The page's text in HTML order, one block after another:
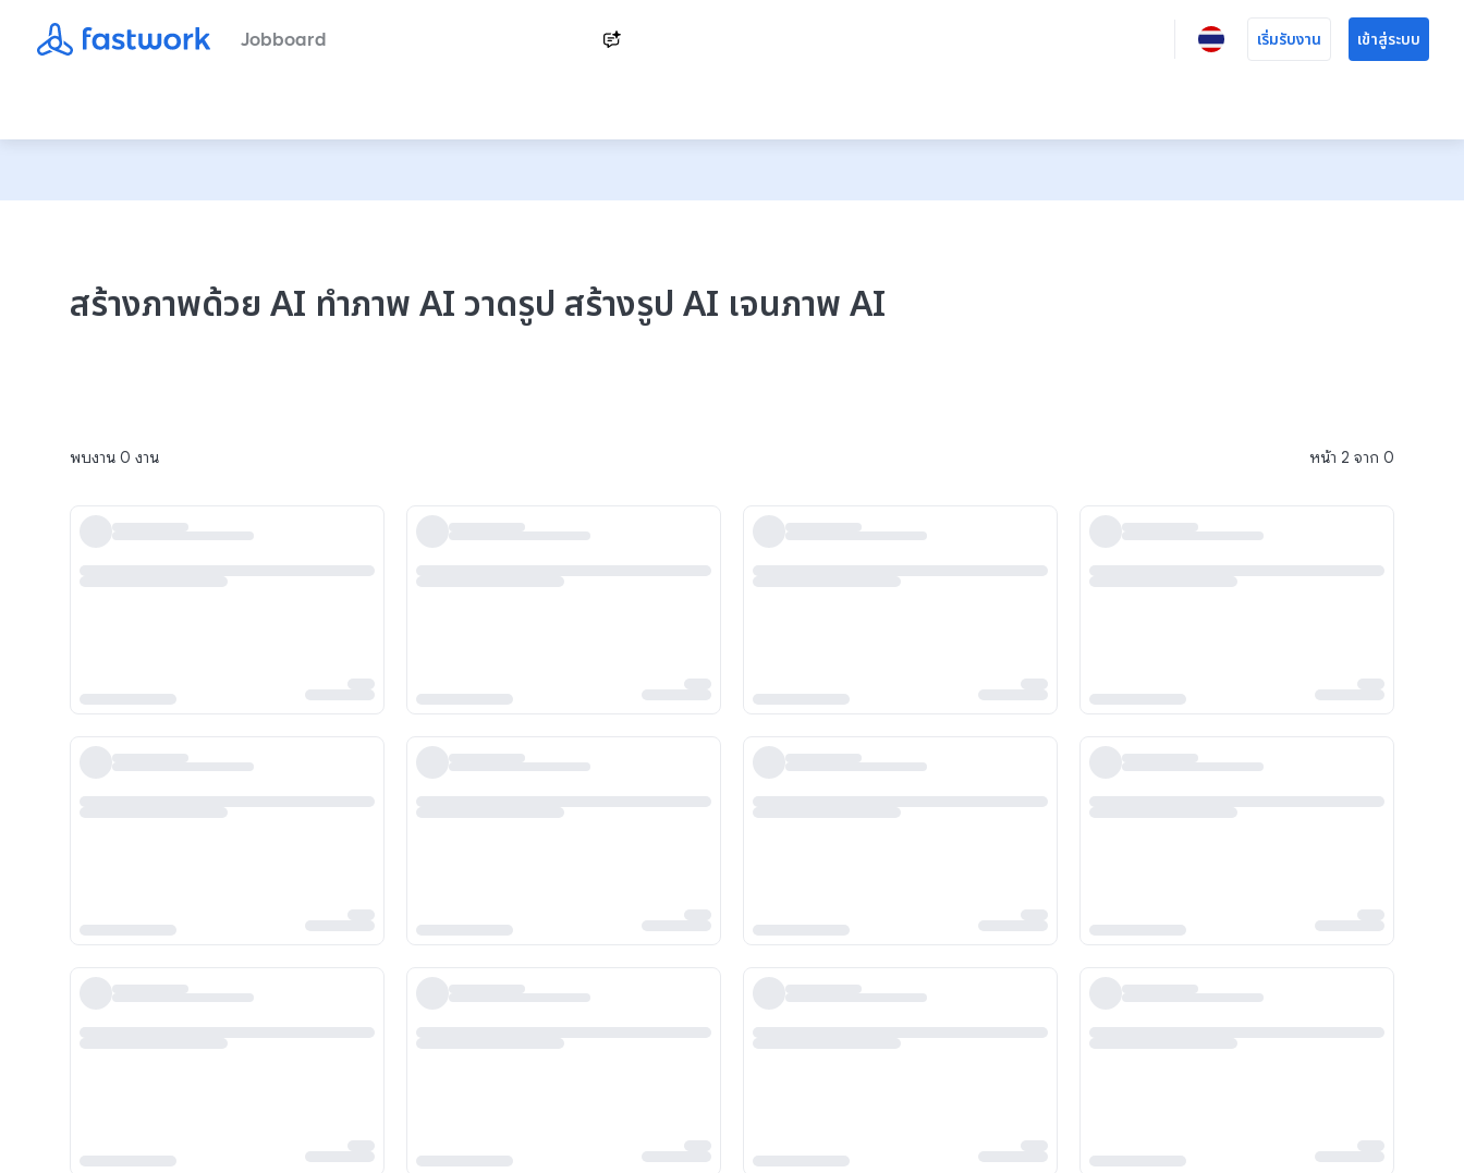
Jobboard เริ่มรับงาน เข้าสู่ระบบ
สร้างภาพด้วย AI ทําภาพ AI วาดรูป สร้างรูป AI เจนภาพ AI
พบงาน 0 งาน หน้า 2 จาก 0